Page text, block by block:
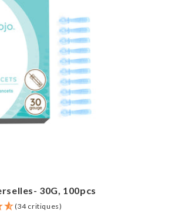
30G, 100pcs
(34 critiques)